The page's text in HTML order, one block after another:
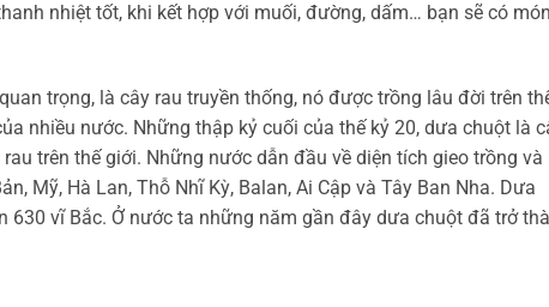
nhiệt tốt, khi kết hợp với muối, đường, dấm… bạn sẽ có món
trọng, là cây rau truyền thống, nó được trồng lâu đời trên
nhiều nước. Những thập kỷ cuối của thế kỷ 20, dưa chuột là
trên thế giới. Những nước dẫn đầu về diện tích gieo trồng và
Mỹ, Hà Lan, Thỗ Nhĩ Kỳ, Balan, Ai Cập và Tây Ban Nha. Dưa
630 vĩ Bắc. Ở nước ta những năm gần đây dưa chuột đã trở